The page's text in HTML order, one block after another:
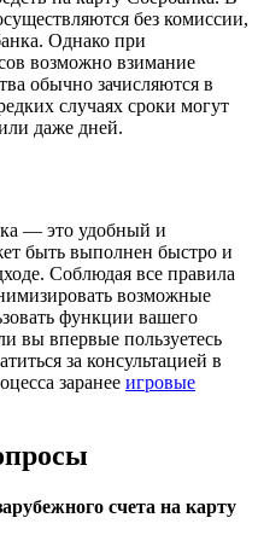
без комиссии,
Однако при
возможно взимание
обычно зачисляются в
случаях сроки могут
даже дней.
— это удобный и
быть выполнен быстро и
Соблюдая все правила
возможные
функции вашего
вы впервые пользуетесь
за консультацией в
заранее игровые
счета на карту